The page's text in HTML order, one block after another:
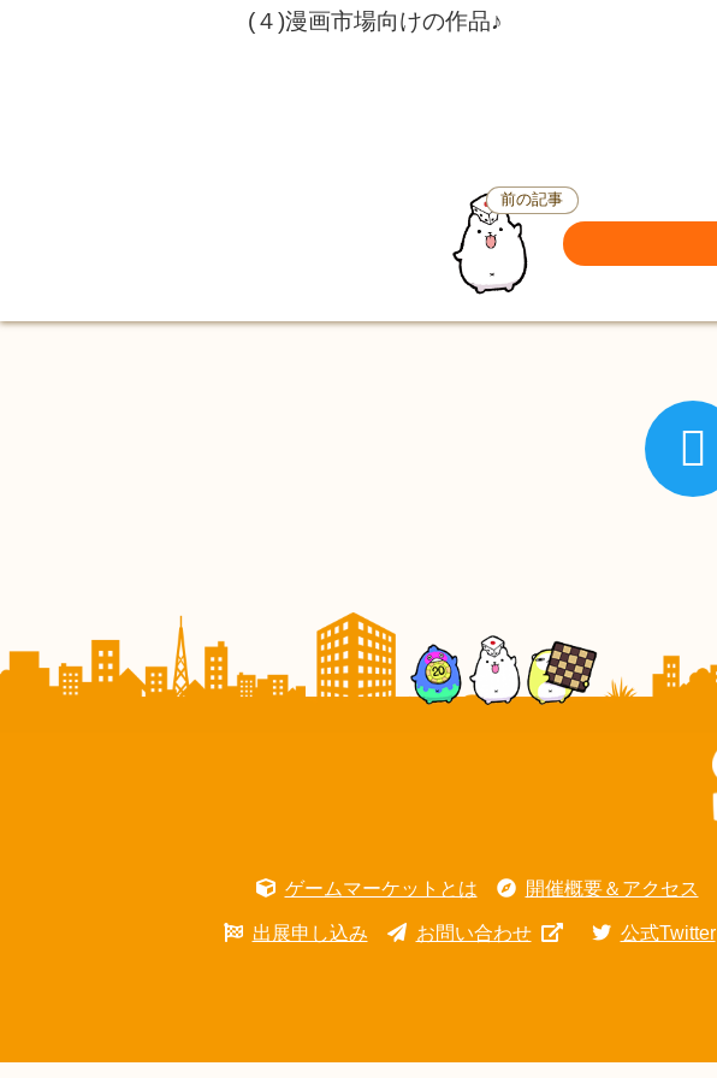
(４)漫画市場向けの作品♪
前の記事
ゲームマーケットとは 開催概要＆アクセス
出展申し込み お問い合わせ 公式Twitter